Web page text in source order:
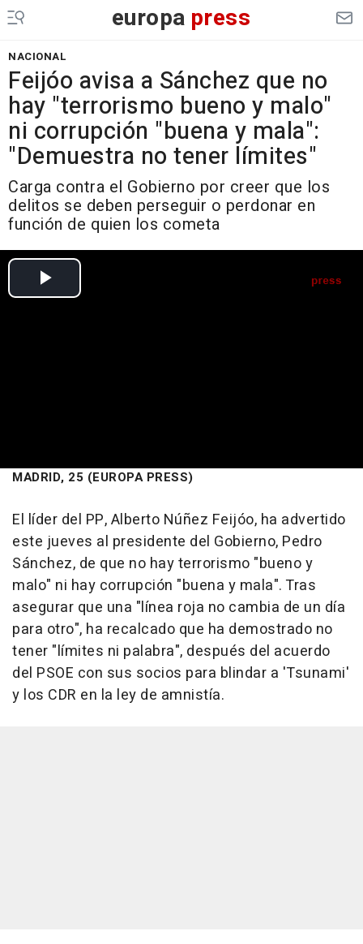
europa press
NACIONAL
Feijóo avisa a Sánchez que no
hay "terrorismo bueno y malo"
ni corrupción "buena y mala":
"Demuestra no tener límites"
Carga contra el Gobierno por creer que los
delitos se deben perseguir o perdonar en
función de quien los cometa
MADRID, 25 (EUROPA PRESS)
El líder del PP, Alberto Núñez Feijóo, ha advertido
este jueves al presidente del Gobierno, Pedro
Sánchez, de que no hay terrorismo "bueno y
malo" ni hay corrupción "buena y mala". Tras
asegurar que una "línea roja no cambia de un día
para otro", ha recalcado que ha demostrado no
tener "límites ni palabra", después del acuerdo
del PSOE con sus socios para blindar a 'Tsunami'
y los CDR en la ley de amnistía.